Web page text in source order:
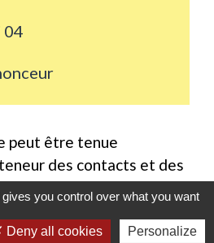
04
peut être tenue
des contacts et des
avec l'annonceur. Pour
invitons à contacter
que nous puissions
you control over what you want
Deny all cookies Personalize